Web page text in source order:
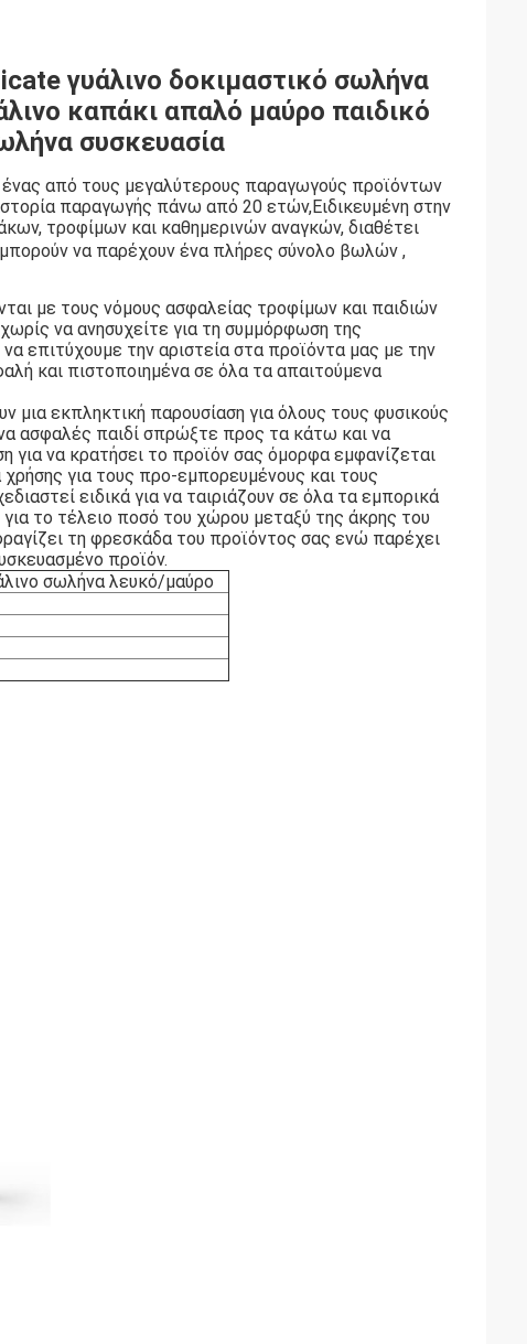
γυάλινο δοκιμαστικό σωλήνα
καπάκι απαλό μαύρο παιδικό
συσκευασία
από τους μεγαλύτερους παραγωγούς προϊόντων
παραγωγής πάνω από 20 ετών,Ειδικευμένη στην
τροφίμων και καθημερινών αναγκών, διαθέτει
να παρέχουν ένα πλήρες σύνολο βωλών ,
με τους νόμους ασφαλείας τροφίμων και παιδιών
να ανησυχείτε για τη συμμόρφωση της
επιτύχουμε την αριστεία στα προϊόντα μας με την
και πιστοποιημένα σε όλα τα απαιτούμενα
μια εκπληκτική παρουσίαση για όλους τους φυσικούς
ασφαλές παιδί σπρώξτε προς τα κάτω και να
για να κρατήσει το προϊόν σας όμορφα εμφανίζεται
για τους προ-εμπορευμένους και τους
ειδικά για να ταιριάζουν σε όλα τα εμπορικά
το τέλειο ποσό του χώρου μεταξύ της άκρης του
τη φρεσκάδα του προϊόντος σας ενώ παρέχει
προϊόν.
σωλήνα λευκό/μαύρο